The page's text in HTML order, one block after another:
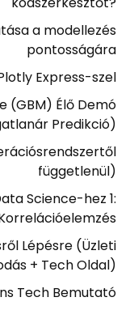
a modellezés
pontosságára
Express-szel
(GBM) Élő Demó
Predikció)
függetlenül)
Science-hez 1:
Lépésre (Üzleti
+ Tech Oldal)
Tech Bemutató